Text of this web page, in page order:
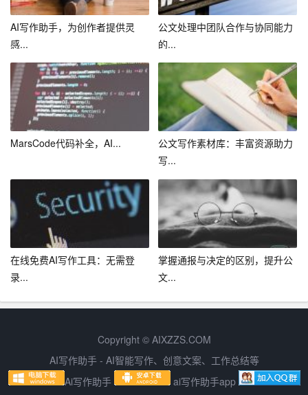
2. 自我激励：我将保持积极的心态，不断自我激励，提高
工作效率。
3. 个人成长：我将利用业余时间学习相关知识，提高自己
的综合素质，实现个人成长。
总之，我将全力以赴，为公司的发展贡献自己的力量。我
相信，在大家的共同努力下，公司必定能够取得更加辉煌
的成绩！
AI写作助手，为创作者提供灵
感...
公文处理中团队合作与协同能力
的...
MarsCode代码补全，AI...
公文写作素材库：丰富资源助力
写...
在线免费AI写作工具：无需登
录...
掌握通报与决定的区别，提升公
文...
Copyright © AIXZZS.COM
AI写作助手 - AI智能写作、创意文案、工作总结等
Ai写作助手
ai写作助手app